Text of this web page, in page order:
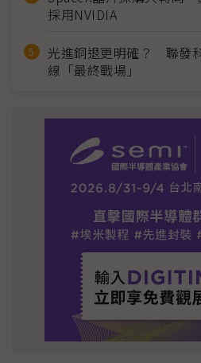
採用NVIDIA
光進銅退更明確？ 聯發
線「最終戰場」